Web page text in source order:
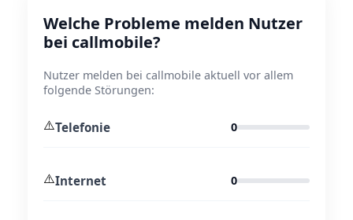
Welche Probleme melden Nutzer
bei callmobile?
Nutzer melden bei callmobile aktuell vor allem
folgende Störungen:
⚠️Telefonie 0
⚠️Internet 0